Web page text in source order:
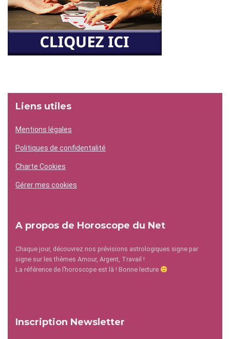
Liens utiles
Mentions légales
Politiques de confidentalité
Charte Cookies
Gérer mes cookies
A propos de Horoscope du Net
Chaque jour, découvrez nos prévisions astrologiques signe par
signe sur les thèmes Amour, Argent, Travail !
La référence de l’horoscope est là ! Bonne lecture
Inscription Newsletter